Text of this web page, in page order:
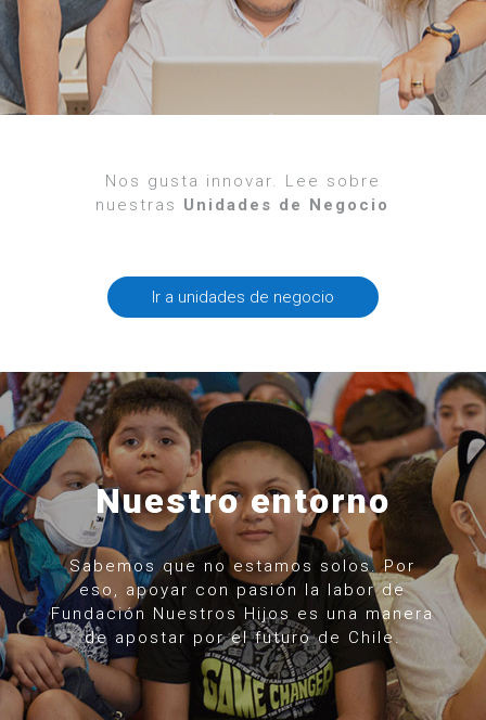
Nos gusta innovar. Lee sobre
nuestras Unidades de Negocio
Ir a unidades de negocio
Nuestro entorno
Sabemos que no estamos solos. Por
eso, apoyar con pasión la labor de
Fundación Nuestros Hijos es una manera
de apostar por el futuro de Chile.